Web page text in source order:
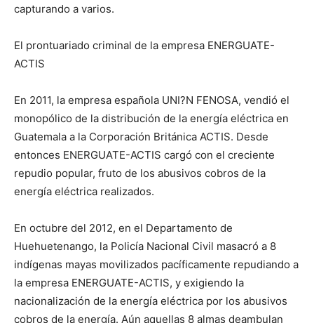
capturando a varios.
El prontuariado criminal de la empresa ENERGUATE-
ACTIS
En 2011, la empresa española UNI?N FENOSA, vendió el
monopólico de la distribución de la energía eléctrica en
Guatemala a la Corporación Británica ACTIS. Desde
entonces ENERGUATE-ACTIS cargó con el creciente
repudio popular, fruto de los abusivos cobros de la
energía eléctrica realizados.
En octubre del 2012, en el Departamento de
Huehuetenango, la Policía Nacional Civil masacró a 8
indígenas mayas movilizados pacíficamente repudiando a
la empresa ENERGUATE-ACTIS, y exigiendo la
nacionalización de la energía eléctrica por los abusivos
cobros de la energía. Aún aquellas 8 almas deambulan